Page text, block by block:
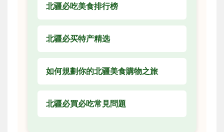
北疆必吃美食排行榜
北疆必买特产精选
如何規劃你的北疆美食購物之旅
北疆必買必吃常見問題